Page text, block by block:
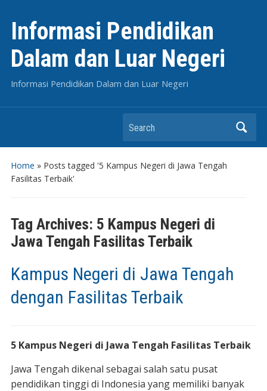
Informasi Pendidikan
Dalam dan Luar Negeri
Informasi Pendidikan Dalam dan Luar Negeri
Search
Home » Posts tagged '5 Kampus Negeri di Jawa Tengah
Fasilitas Terbaik'
Tag Archives: 5 Kampus Negeri di
Jawa Tengah Fasilitas Terbaik
Kampus Negeri di Jawa Tengah
dengan Fasilitas Terbaik
5 Kampus Negeri di Jawa Tengah Fasilitas Terbaik
Jawa Tengah dikenal sebagai salah satu pusat
pendidikan tinggi di Indonesia yang memiliki banyak